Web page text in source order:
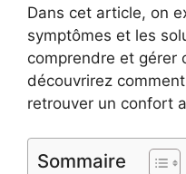
Dans cet article, on
symptômes et les
comprendre et gérer
découvrirez
retrouver un confort
Sommaire